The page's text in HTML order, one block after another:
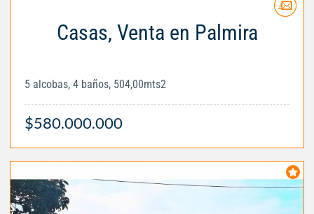
Casas, Venta en Palmira
5 alcobas, 4 baños, 504,00mts2
$580.000.000